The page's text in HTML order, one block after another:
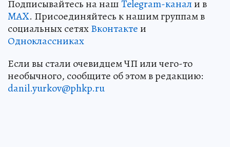
Подписывайтесь на нашTelegram-канали в
MAX. Присоединяйтесь к нашим группам в
социальных сетяхВконтактеи
Одноклассниках
Если вы стали очевидцем ЧП или чего-то
необычного, сообщите об этом в редакцию:
danil.yurkov@phkp.ru